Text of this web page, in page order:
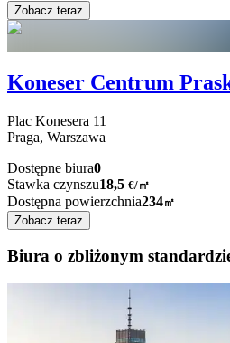
Zobacz teraz
Koneser Centrum
Plac Konesera 11
Praga, Warszawa
Dostępne biura0
Stawka czynszu18,5 €/㎡
Dostępna powierzchnia234㎡
Zobacz teraz
Biura o zbliżonym